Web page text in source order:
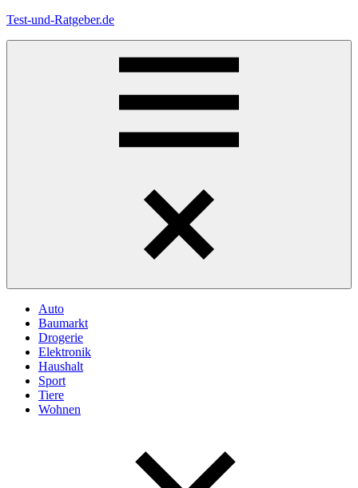
Zum
Test-und-Ratgeber.de
Auto
Baumarkt
Drogerie
Elektronik
Haushalt
Sport
Tiere
Wohnen